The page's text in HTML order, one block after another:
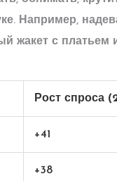
Например,
жакет с платьем
Рост спроса
+41
+38